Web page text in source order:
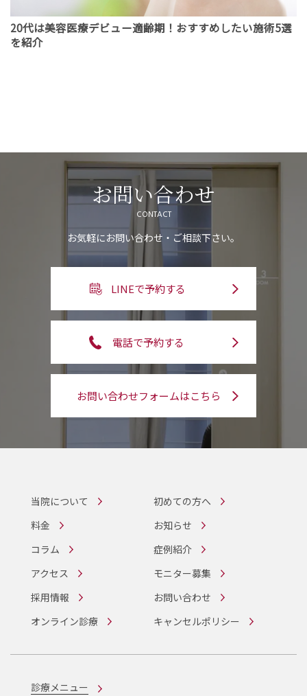
20代は美容医療デビュー適齢期！おすすめしたい施術5選
を紹介
お問い合わせ
CONTACT
お気軽にお問い合わせ・ご相談下さい。
LINEで予約する
電話で予約する
お問い合わせフォームはこちら
当院について
初めての方へ
料金
お知らせ
コラム
症例紹介
アクセス
モニター募集
採用情報
お問い合わせ
オンライン診療
キャンセルポリシー
診療メニュー